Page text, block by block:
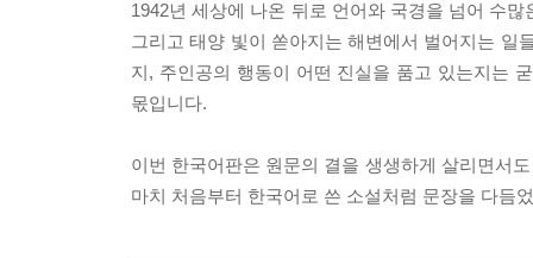
1942년 세상에 나온 뒤로 언어와 국경을 넘어 수
그리고 태양 빛이 쏟아지는 해변에서 벌어지는 일
지, 주인공의 행동이 어떤 진실을 품고 있는지는
몫입니다.
이번 한국어판은 원문의 결을 생생하게 살리면서
마치 처음부터 한국어로 쓴 소설처럼 문장을 다듬